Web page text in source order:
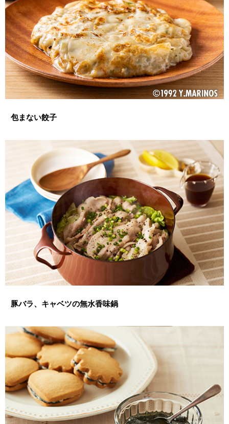
包まない餃子
豚バラ、キャベツの無水香味鍋